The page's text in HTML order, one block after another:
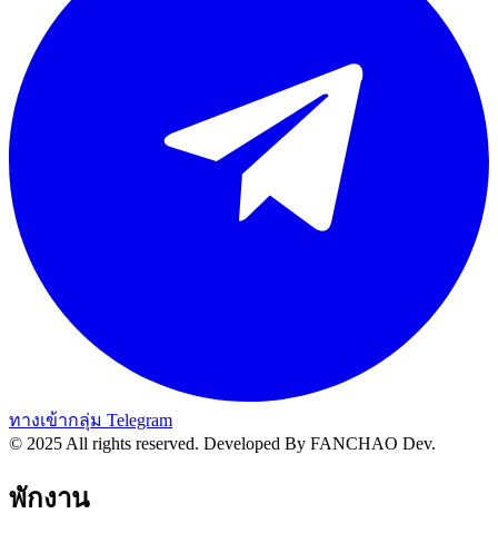
ทางเข้ากลุ่ม Telegram
© 2025 All rights reserved. Developed By FANCHAO Dev.
พักงาน